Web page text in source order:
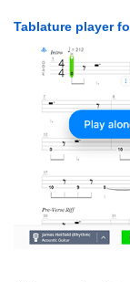
Tablature player